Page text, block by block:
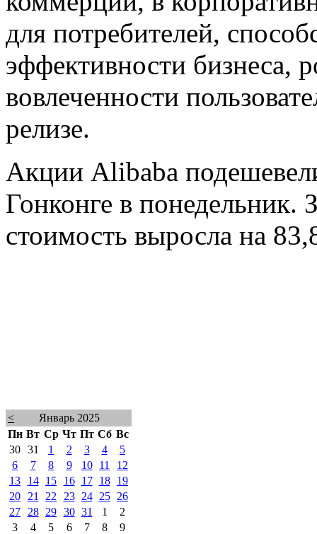
для потребителей,
эффективности бизнеса,
вовлеченности
релизе.
Акции Alibaba
Гонконге в понедельник.
стоимость выросла на
<
Январь 2025
Пн Вт Ср Чт Пт Сб Вс
30 31 1 2 3 4
5
6
7 8 9 10 11
12
13
14 15 16 17 18
19
20
21 22 23 24 25
26
27
28 29 30 31 1
2
3
4 5 6 7 8
9